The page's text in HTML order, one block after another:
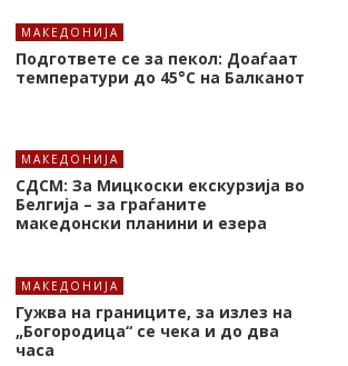
МАКЕДОНИЈА
Подгответе се за пекол: Доаѓаат
температури до 45°C на Балканот
МАКЕДОНИЈА
СДСМ: За Мицкоски екскурзија во
Белгија – за граѓаните
македонски планини и езера
МАКЕДОНИЈА
Гужва на границите, за излез на
„Богородица“ се чека и до два
часа